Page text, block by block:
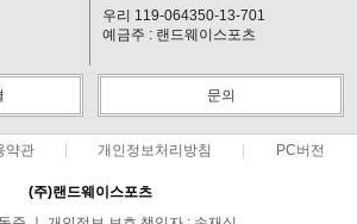
우리 119-064350-13-701
예금주 : 랜드웨이스포츠
문의
약관 개인정보처리방침 PC버전
(주)랜드웨이스포츠